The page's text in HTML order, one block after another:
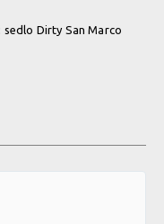
Dirty San Marco